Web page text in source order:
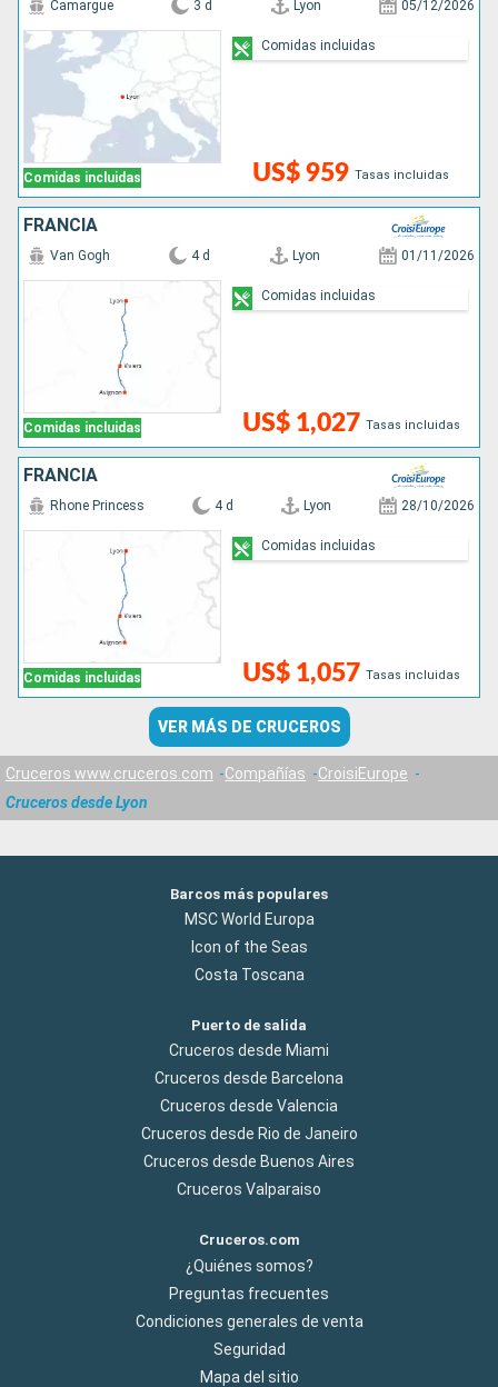
Comidas incluidas
Camargue 3 d Lyon 05/12/2026
US$ 959 Tasas incluidas
Comidas incluidas
FRANCIA
Comidas incluidas
Van Gogh 4 d Lyon 01/11/2026
US$ 1,027 Tasas incluidas
Comidas incluidas
FRANCIA
Comidas incluidas
Rhone Princess 4 d Lyon 28/10/2026
US$ 1,057 Tasas incluidas
Comidas incluidas
VER MÁS DE CRUCEROS
Cruceros www.cruceros.com Compañías
CroisiEurope
Cruceros desde Lyon
Barcos más populares
MSC World Europa
Icon of the Seas
Costa Toscana
Puerto de salida
Cruceros desde Miami
Cruceros desde Barcelona
Cruceros desde Valencia
Cruceros desde Rio de Janeiro
Cruceros desde Buenos Aires
Cruceros Valparaiso
Cruceros.com
¿Quiénes somos?
Preguntas frecuentes
Condiciones generales de venta
Seguridad
Mapa del sitio